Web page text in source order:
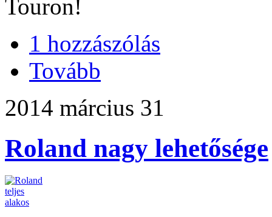
Touron!
1 hozzászólás
Tovább
2014 március 31
Roland nagy lehetősége